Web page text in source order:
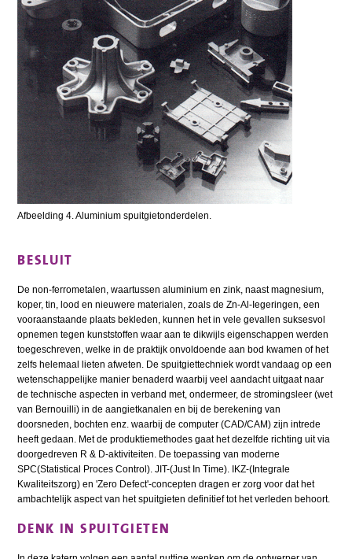
Afbeelding 4. Aluminium spuitgietonderdelen.
BESLUIT
De non-ferrometalen, waartussen aluminium en zink, naast magnesium,
koper, tin, lood en nieuwere materialen, zoals de Zn-Al-Iegeringen, een
vooraanstaande plaats bekleden, kunnen het in vele gevallen suksesvol
opnemen tegen kunststoffen waar aan te dikwijls eigenschappen werden
toegeschreven, welke in de praktijk onvoldoende aan bod kwamen of het
zelfs helemaal lieten afweten. De spuitgiettechniek wordt vandaag op een
wetenschappelijke manier benaderd waarbij veel aandacht uitgaat naar
de technische aspecten in verband met, ondermeer, de stromingsleer (wet
van Bernouilli) in de aangietkanalen en bij de berekening van
doorsneden, bochten enz. waarbij de computer (CAD/CAM) zijn intrede
heeft gedaan. Met de produktiemethodes gaat het dezelfde richting uit via
doorgedreven R & D-aktiviteiten. De toepassing van moderne
SPC(Statistical Proces Control). JIT-(Just In Time). IKZ-(Integrale
Kwaliteitszorg) en 'Zero Defect'-concepten dragen er zorg voor dat het
ambachtelijk aspect van het spuitgieten definitief tot het verleden behoort.
DENK IN SPUITGIETEN